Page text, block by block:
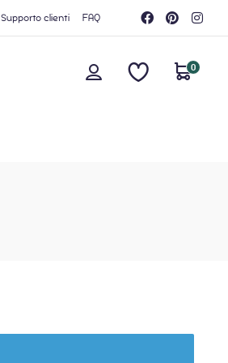
Supporto clienti FAQ
0